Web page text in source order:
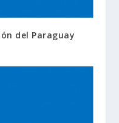
del Paraguay